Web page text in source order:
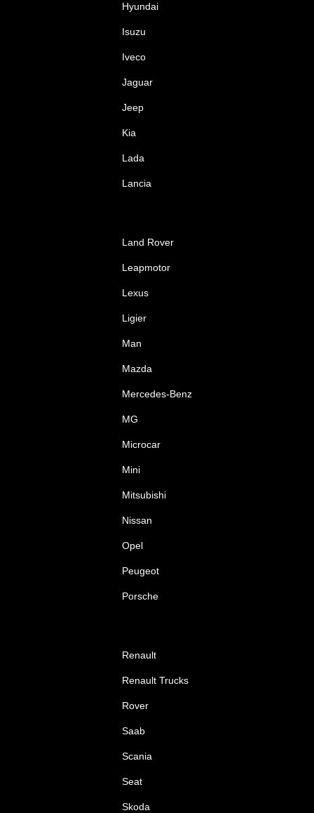
Hyundai
Isuzu
Iveco
Jaguar
Jeep
Kia
Lada
Lancia
Land Rover
Leapmotor
Lexus
Ligier
Man
Mazda
Mercedes-Benz
MG
Microcar
Mini
Mitsubishi
Nissan
Opel
Peugeot
Porsche
Renault
Renault Trucks
Rover
Saab
Scania
Seat
Skoda